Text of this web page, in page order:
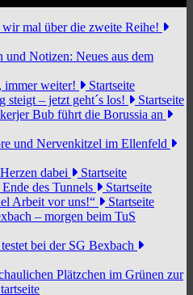
wir mal über die zweite Reihe!
und Notizen: Neues aus dem
immer weiter!
Startseite
steigt – jetzt geht´s los!
Startseite
Bub führt die Borussia an
und Nervenkitzel im Ellenfeld
dabei
Startseite
des Tunnels
Startseite
Arbeit vor uns!“
Startseite
– morgen beim TuS
bei der SG Bexbach
Plätzchen im Grünen zur